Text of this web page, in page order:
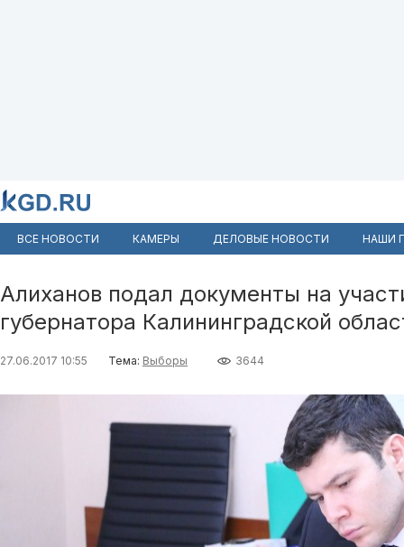
ВСЕ НОВОСТИ КАМЕРЫ ДЕЛОВЫЕ НОВОСТИ НАШИ
Алиханов подал документы на
губернатора Калининградской
27.06.2017 10:55 Тема: Выборы 3644